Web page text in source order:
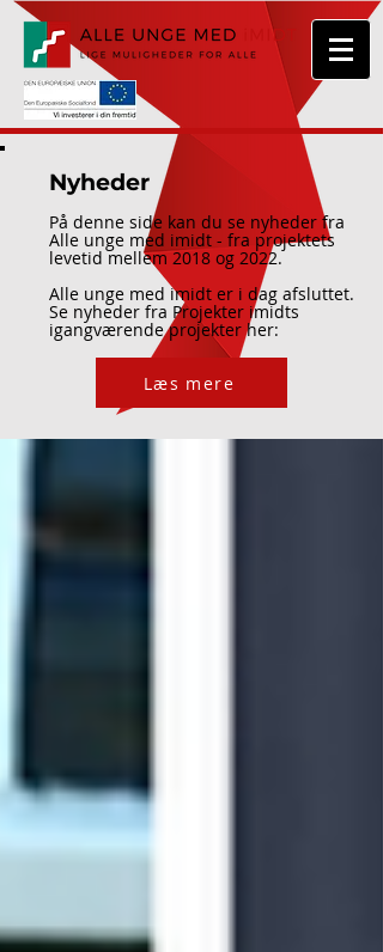
Nyheder
På denne side kan du se nyheder fra
Alle unge med imidt - fra projektets
levetid mellem 2018 og 2022.
Alle unge med imidt er i dag afsluttet.
Se nyheder fra Projekter imidts
igangværende projekter her:
Læs mere